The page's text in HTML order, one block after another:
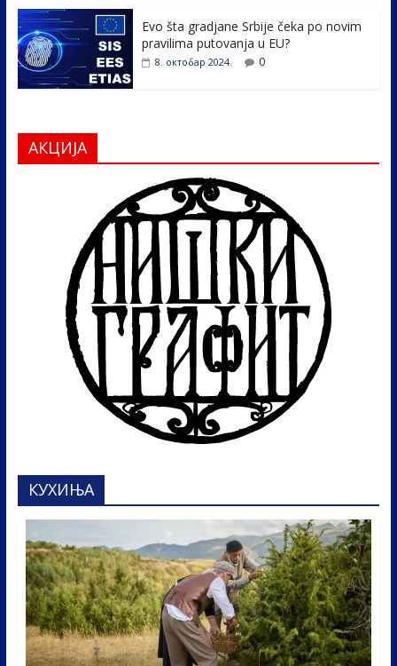
Evo šta gradjane Srbije čeka po novim
pravilima putovanja u EU?
8. октобар 2024. 0
АКЦИЈА
КУХИЊА